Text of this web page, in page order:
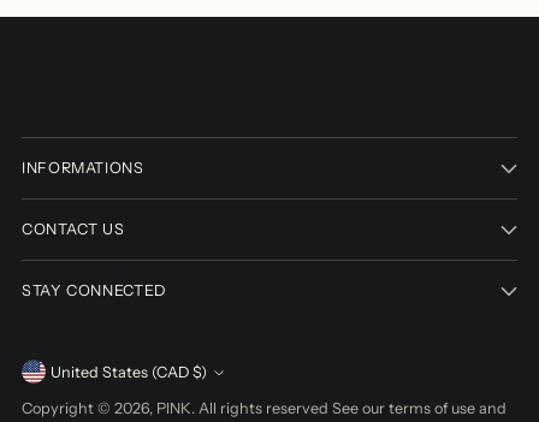
INFORMATIONS
CONTACT US
STAY CONNECTED
Currency United States (CAD $)
Copyright © 2026, PINK. All rights reserved See our terms of use and